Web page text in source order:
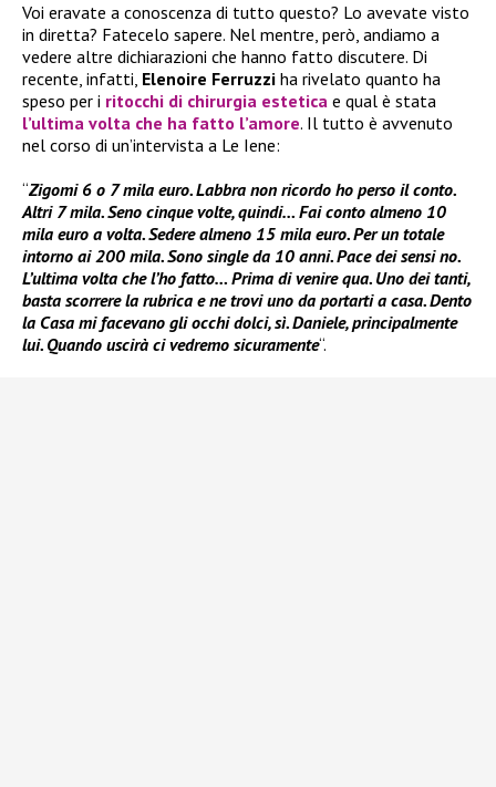
Voi eravate a conoscenza di tutto questo? Lo avevate visto
in diretta? Fatecelo sapere. Nel mentre, però, andiamo a
vedere altre dichiarazioni che hanno fatto discutere. Di
recente, infatti, Elenoire Ferruzzi ha rivelato quanto ha
speso per i ritocchi di chirurgia estetica e qual è stata
l’ultima volta che ha fatto l’amore. Il tutto è avvenuto
nel corso di un’intervista a Le Iene:
“Zigomi 6 o 7 mila euro. Labbra non ricordo ho perso il conto.
Altri 7 mila. Seno cinque volte, quindi… Fai conto almeno 10
mila euro a volta. Sedere almeno 15 mila euro. Per un totale
intorno ai 200 mila. Sono single da 10 anni. Pace dei sensi no.
L’ultima volta che l’ho fatto… Prima di venire qua. Uno dei tanti,
basta scorrere la rubrica e ne trovi uno da portarti a casa. Dento
la Casa mi facevano gli occhi dolci, sì. Daniele, principalmente
lui. Quando uscirà ci vedremo sicuramente“.